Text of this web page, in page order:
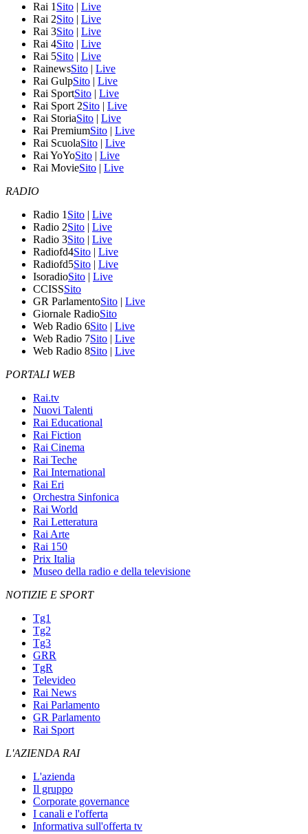
Rai 1 Sito | Live
Rai 2Sito | Live
Rai 3Sito | Live
Rai 4Sito | Live
Rai 5Sito | Live
RainewsSito | Live
Rai GulpSito | Live
Rai SportSito | Live
Rai Sport 2Sito | Live
Rai StoriaSito | Live
Rai PremiumSito | Live
Rai ScuolaSito | Live
Rai YoYoSito | Live
Rai MovieSito | Live
RADIO
Radio 1 Sito | Live
Radio 2Sito | Live
Radio 3Sito | Live
Radiofd4Sito | Live
Radiofd5Sito | Live
IsoradioSito | Live
CCISSSito
GR ParlamentoSito | Live
Giornale RadioSito
Web Radio 6Sito | Live
Web Radio 7Sito | Live
Web Radio 8Sito | Live
PORTALI WEB
Rai.tv
Nuovi Talenti
Rai Educational
Rai Fiction
Rai Cinema
Rai Teche
Rai International
Rai Eri
Orchestra Sinfonica
Rai World
Rai Letteratura
Rai Arte
Rai 150
Prix Italia
Museo della radio e della televisione
NOTIZIE E SPORT
Tg1
Tg2
Tg3
GRR
TgR
Televideo
Rai News
Rai Parlamento
GR Parlamento
Rai Sport
L'AZIENDA RAI
L'azienda
Il gruppo
Corporate governance
I canali e l'offerta
Informativa sull'offerta tv